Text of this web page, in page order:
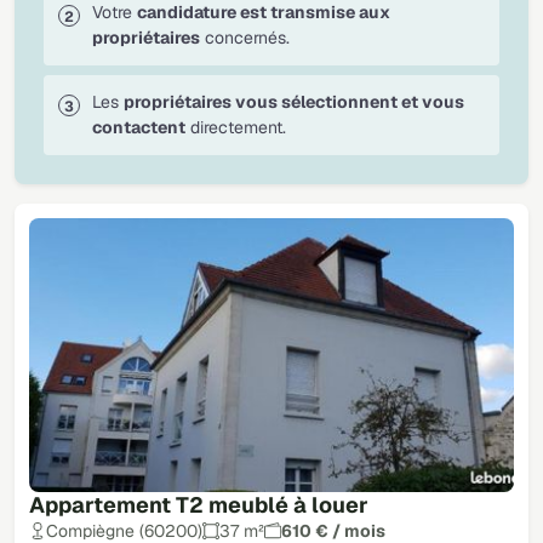
Appartement T2 meublé à louer
Compiègne (60200) 37 m²
610 € / mois
Votre candidature est transmise aux
propriétaires concernés.
Les propriétaires vous sélectionnent et vous
contactent directement.